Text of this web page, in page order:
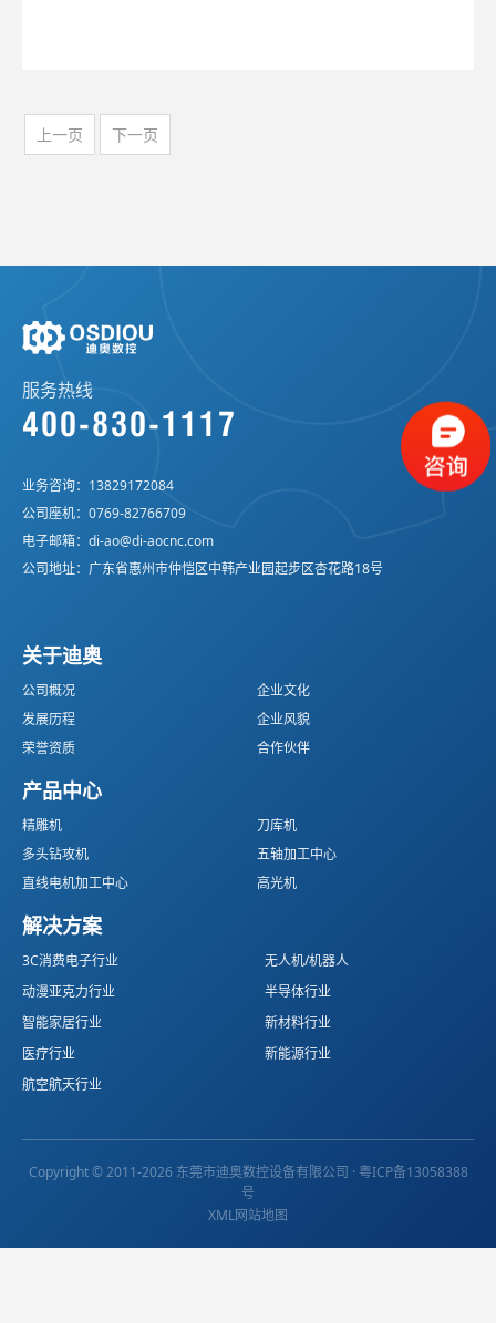
上一页 下一页
服务热线
400-830-1117
业务咨询： 13829172084
公司座机： 0769-82766709
电子邮箱： di-ao@di-aocnc.com
公司地址：广东省惠州市仲恺区中韩产业园起步区杏花路18号
关于迪奥
公司概况
企业文化
发展历程
企业风貌
荣誉资质
合作伙伴
产品中心
精雕机
刀库机
多头钻攻机
五轴加工中心
直线电机加工中心
高光机
解决方案
3C消费电子行业
无人机/机器人
动漫亚克力行业
半导体行业
智能家居行业
新材料行业
医疗行业
新能源行业
航空航天行业
Copyright © 2011-2026 东莞市迪奥数控设备有限公司 · 粤ICP备13058388
号
XML网站地图